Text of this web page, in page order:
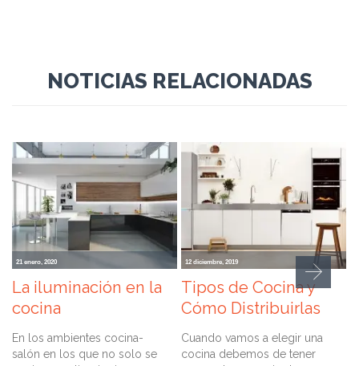
NOTICIAS RELACIONADAS
21 enero, 2020
La iluminación en la
cocina
En los ambientes cocina-
salón en los que no solo se
12 diciembre, 2019
Tipos de Cocina y
Cómo Distribuirlas
Cuando vamos a elegir una
cocina debemos de tener